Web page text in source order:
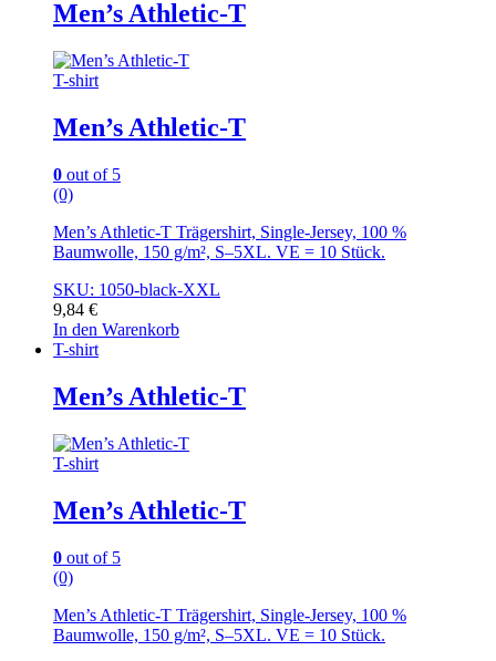
Men’s Athletic-T
T-shirt
Men’s Athletic-T
0 out of 5
(0)
Men’s Athletic-T Trägershirt, Single-Jersey, 100 %
Baumwolle, 150 g/m², S–5XL. VE = 10 Stück.
SKU: 1050-black-XXL
9,84 €
In den Warenkorb
T-shirt
Men’s Athletic-T
T-shirt
Men’s Athletic-T
0 out of 5
(0)
Men’s Athletic-T Trägershirt, Single-Jersey, 100 %
Baumwolle, 150 g/m², S–5XL. VE = 10 Stück.